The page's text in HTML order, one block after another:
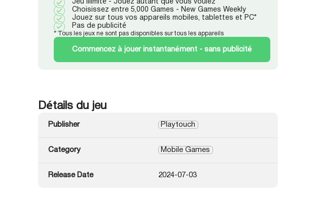
Jeu illimité - Jouez autant que vous voulez
Choisissez entre 5,000 Games - New Games Weekly
Jouez sur tous vos appareils mobiles, tablettes et PC*
Pas de publicité
* Tous les jeux ne sont pas disponibles sur tous les appareils
Commencez à jouer instantanément - sans publicité
Détails du jeu
Publisher Playtouch
Category Mobile Games
Release Date 2024-07-03